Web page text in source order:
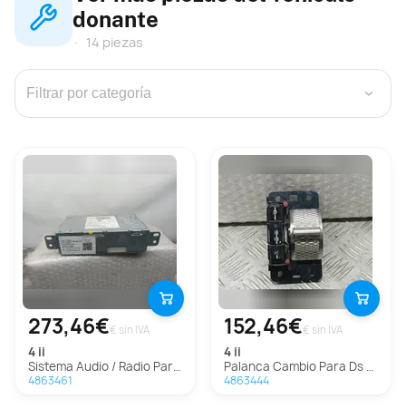
donante
14 piezas
›
273,46€€ sin IVA
4 ii
Sistema Audio / Radio Para Ds 4 Ii
4863461
152,46€€ sin IVA
4 ii
Palanca Cambio Para Ds 4 Ii
4863444